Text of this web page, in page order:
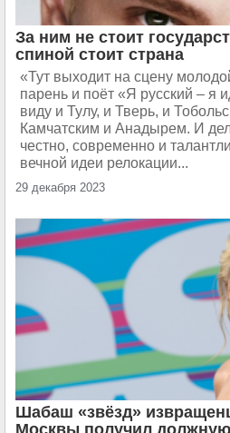
За ним не стоит
спиной стоит страна
«Тут выходит на сцену
парень и поёт «Я русский – я
виду и Тулу, и Тверь, и
Камчатским и Анадырем. И
честно, современно и
вечной идеи релокации...
29 декабря 2023
Шабаш «звёзд»
Москвы получил